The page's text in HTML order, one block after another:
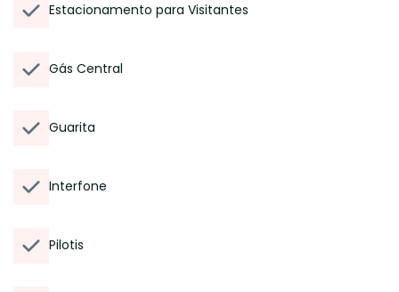
Estacionamento para Visitantes
Gás Central
Guarita
Interfone
Pilotis